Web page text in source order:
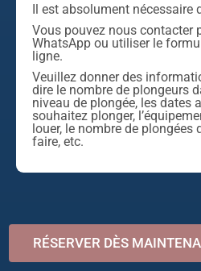
Il est absolument nécessaire
Vous pouvez nous contacter
WhatsApp ou utiliser le
ligne.
Veuillez donner des
dire le nombre de plongeurs
niveau de plongée, les dates
souhaitez plonger,
louer, le nombre de plongées
faire, etc.
RÉSERVER DÈS